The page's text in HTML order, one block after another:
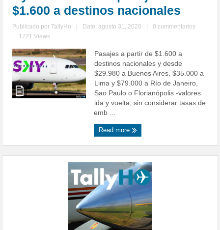
$1.600 a destinos nacionales
Publicado porTallyHo Date: agosto 31, 2020
0 commentarios
1721 Views
Pasajes a partir de $1.600 a
destinos nacionales y desde
$29.980 a Buenos Aires, $35.000 a
Lima y $79.000 a Río de Janeiro,
Sao Paulo o Florianópolis -valores
ida y vuelta, sin considerar tasas de
emb ...
Read more